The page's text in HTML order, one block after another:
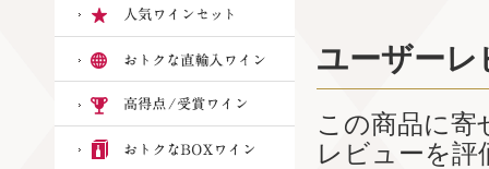
ユーザーレ
この商品に
レビューを評